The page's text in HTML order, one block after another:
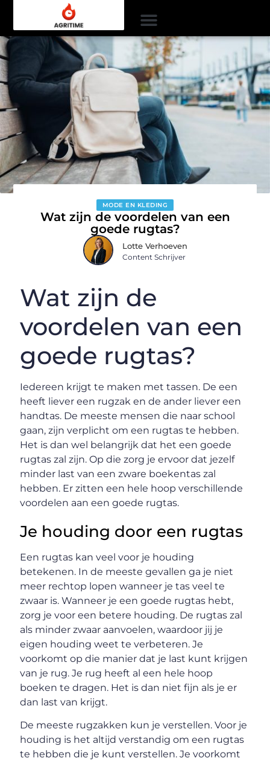
MODE EN KLEDING
Wat zijn de voordelen van een
goede rugtas?
Lotte Verhoeven
Content Schrijver
Wat zijn de
voordelen van een
goede rugtas?
Iedereen krijgt te maken met tassen. De een
heeft liever een rugzak en de ander liever een
handtas. De meeste mensen die naar school
gaan, zijn verplicht om een rugtas te hebben.
Het is dan wel belangrijk dat het een goede
rugtas zal zijn. Op die zorg je ervoor dat jezelf
minder last van een zware boekentas zal
hebben. Er zitten een hele hoop verschillende
voordelen aan een goede rugtas.
Je houding door een rugtas
Een rugtas kan veel voor je houding
betekenen. In de meeste gevallen ga je niet
meer rechtop lopen wanneer je tas veel te
zwaar is. Wanneer je een goede rugtas hebt,
zorg je voor een betere houding. De rugtas zal
als minder zwaar aanvoelen, waardoor jij je
eigen houding weet te verbeteren. Je
voorkomt op die manier dat je last kunt krijgen
van je rug. Je rug heeft al een hele hoop
boeken te dragen. Het is dan niet fijn als je er
dan last van krijgt.
De meeste rugzakken kun je verstellen. Voor je
houding is het altijd verstandig om een rugtas
te hebben die je kunt verstellen. Je voorkomt